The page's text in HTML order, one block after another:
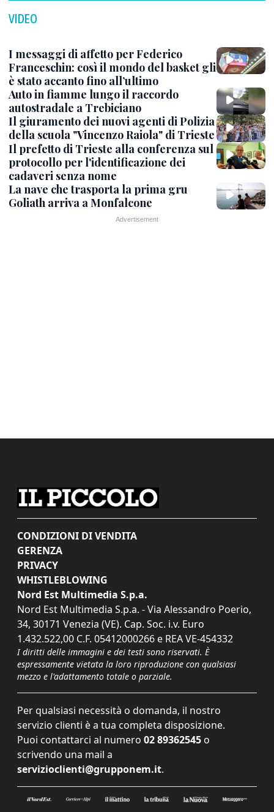
VIDEO
I messaggi di affetto per Federico
Franceschin: così il mondo del basket gli
è stato accanto fino all’ultimo
Auto in fiamme lungo il raccordo
autostradale a Trebiciano
Il giuramento dei nuovi agenti di Polizia
della scuola "Vincenzo Raiola" di Trieste
Il prefetto di Trieste alla conferenza sul
protocollo per l'identificazione dei
cadaveri senza nome
La nave che trasporta la prima gru
Goliath arriva a Monfalcone
CONDIZIONI DI VENDITA
GERENZA
PRIVACY
WHISTLEBLOWING
Nord Est Multimedia S.p.a.
Nord Est Multimedia S.p.a. - Via Alessandro Poerio,
34, 30171 Venezia (VE). Cap. Soc. i.v. Euro
1.432.522,00 C.F. 05412000266 e REA VE-454332
I diritti delle immagini e dei testi sono riservati. È
espressamente vietata la loro riproduzione con qualsiasi
mezzo e l'adattamento totale o parziale.
Per qualsiasi necessità o domanda, il nostro
servizio clienti è a tua completa disposizione.
Puoi contattarci al numero 02 89362545 o
scrivendo una mail a
servizioclienti@grupponem.it.